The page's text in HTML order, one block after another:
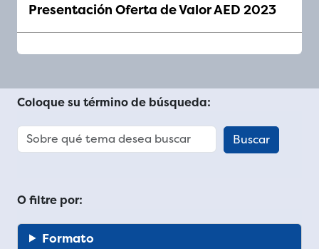
Presentación Oferta de Valor AED 2023
Coloque su término de búsqueda:
O filtre por:
Formato